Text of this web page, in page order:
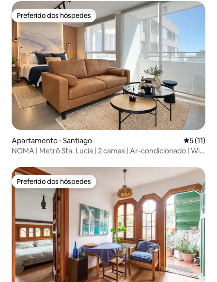
Preferido dos hóspedes
Preferido dos hóspedes
Apartamento ⋅ Santiago 5 de uma
5 (11)
NOMA | Metrô Sta. Lucia | 2 camas | Ar-condicionado | Wi-
Preferido dos hóspedes
Preferido dos hóspedes